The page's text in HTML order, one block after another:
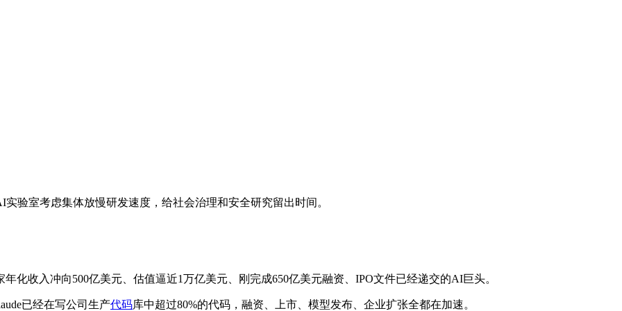
验室考虑集体放慢研发速度，给社会治理和安全研究留出时间。
化收入冲向500亿美元、估值逼近1万亿美元、刚完成650亿美元融资、IPO文件已经递交的AI巨头。
已经在写公司生产代码库中超过80%的代码，融资、上市、模型发布、企业扩张全都在加速。